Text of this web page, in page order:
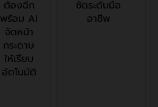
ต้องฉีก
พร้อม AI
จัดหน้า
กระดาษ
ให้เรียบ
อัตโนมัติ
ชัดระดับมือ
อาชีพ